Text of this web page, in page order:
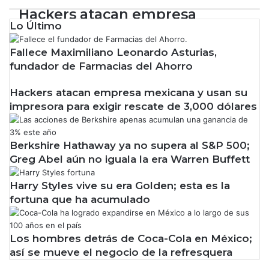
Hackers atacan empresa
mexicana y usan su impresora
para exigir rescate de 3,000
dólares
Usuarios de Apple sufren más
ciberataques que los de
Microsoft
m
p
y
r
e
i
s
i
ó
n
d
e
m
t
o
e
s
o
a
t
i
o
s
p
r
c
í
v
e
Lo Último
Fallece Maximiliano Leonardo Asturias,
fundador de Farmacias del Ahorro
Hackers atacan empresa mexicana y usan su
impresora para exigir rescate de 3,000 dólares
Berkshire Hathaway ya no supera al S&P 500;
Greg Abel aún no iguala la era Warren Buffett
Harry Styles vive su era Golden; esta es la
fortuna que ha acumulado
Los hombres detrás de Coca-Cola en México;
así se mueve el negocio de la refresquera